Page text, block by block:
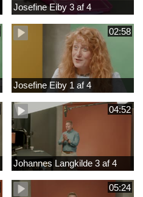
Josefine Eiby 3 af 4
02:58
Josefine Eiby 1 af 4
04:52
Johannes Langkilde 3 af 4
05:24